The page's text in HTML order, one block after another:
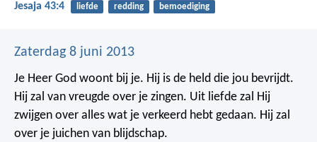
Jesaja 43:4 liefde redding bemoediging
Zaterdag 8 juni 2013
Je Heer God woont bij je. Hij is de held die jou bevrijdt.
Hij zal van vreugde over je zingen. Uit liefde zal Hij
zwijgen over alles wat je verkeerd hebt gedaan. Hij zal
over je juichen van blijdschap.